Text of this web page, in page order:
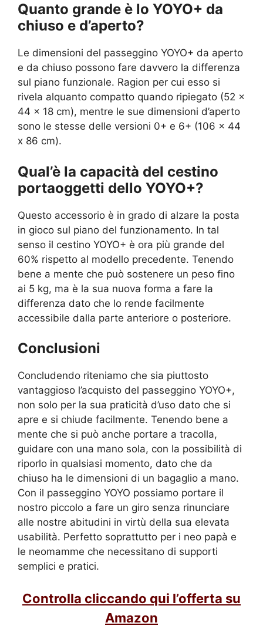
Quanto grande è lo YOYO+ da
chiuso e d’aperto?
Le dimensioni del passeggino YOYO+ da aperto
e da chiuso possono fare davvero la differenza
sul piano funzionale. Ragion per cui esso si
rivela alquanto compatto quando ripiegato (52 x
44 x 18 cm), mentre le sue dimensioni d’aperto
sono le stesse delle versioni 0+ e 6+ (106 x 44
x 86 cm).
Qual’è la capacità del cestino
portaoggetti dello YOYO+?
Questo accessorio è in grado di alzare la posta
in gioco sul piano del funzionamento. In tal
senso il cestino YOYO+ è ora più grande del
60% rispetto al modello precedente. Tenendo
bene a mente che può sostenere un peso fino
ai 5 kg, ma è la sua nuova forma a fare la
differenza dato che lo rende facilmente
accessibile dalla parte anteriore o posteriore.
Conclusioni
Concludendo riteniamo che sia piuttosto
vantaggioso l’acquisto del passeggino YOYO+,
non solo per la sua praticità d’uso dato che si
apre e si chiude facilmente. Tenendo bene a
mente che si può anche portare a tracolla,
guidare con una mano sola, con la possibilità di
riporlo in qualsiasi momento, dato che da
chiuso ha le dimensioni di un bagaglio a mano.
Con il passeggino YOYO possiamo portare il
nostro piccolo a fare un giro senza rinunciare
alle nostre abitudini in virtù della sua elevata
usabilità. Perfetto soprattutto per i neo papà e
le neomamme che necessitano di supporti
semplici e pratici.
Controlla cliccando qui l’offerta su
Amazon